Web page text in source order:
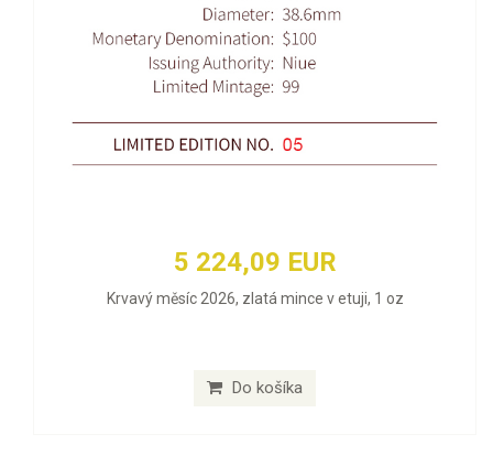
5 224,09 EUR
Krvavý měsíc 2026, zlatá mince v etuji, 1 oz
Do košíka